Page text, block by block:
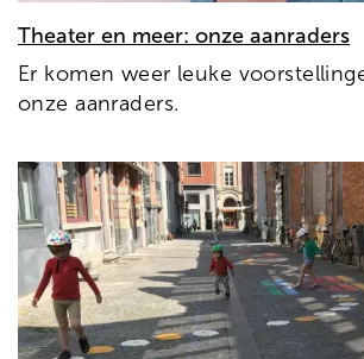
Theater en meer: onze aanraders
Er komen weer leuke
onze aanraders.